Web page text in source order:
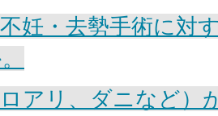
妊・去勢手術に対
アリ、ダニなど）